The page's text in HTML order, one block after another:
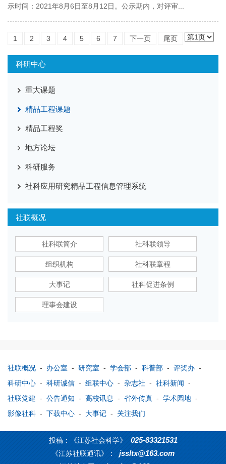
示时间：2021年8月6日至8月12日。公示期内，对评审...
1 2 3 4 5 6 7 下一页 尾页
科研中心
重大课题
精品工程课题
精品工程奖
地方论坛
科研服务
社科应用研究精品工程信息管理系统
社联概况
社科联简介 社科联领导
组织机构 社科联章程
大事记 社科促进条例
理事会建设
社联概况 - 办公室 - 研究室 - 学会部 - 科普部 - 评奖办 -
科研中心 - 科研诚信 - 组联中心 - 杂志社 - 社科新闻 -
社联党建 - 公告通知 - 高校讯息 - 省外传真 - 学术园地 -
影像社科 - 下载中心 - 大事记 - 关注我们
投稿：《江苏社会科学》 025-83321531
《江苏社联通讯》： jssltx@163.com